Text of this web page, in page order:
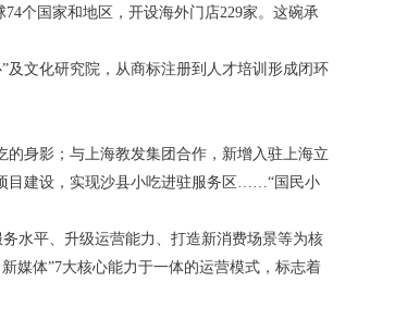
个国家和地区，开设海外门店229家。这碗承
文化研究院，从商标注册到人才培训形成闭环
身影；与上海教发集团合作，新增入驻上海立
目建设，实现沙县小吃进驻服务区……“国民小
水平、升级运营能力、打造新消费场景等为核
媒体”7大核心能力于一体的运营模式，标志着